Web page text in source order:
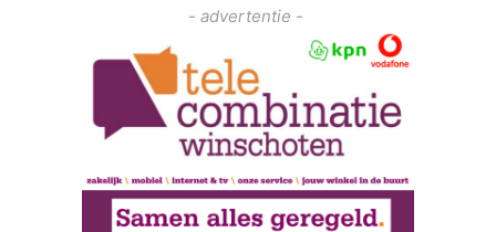
- advertentie -